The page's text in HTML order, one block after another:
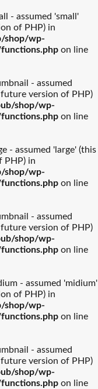
- assumed 'small'
of PHP) in
shop/wp-
on line
- assumed
version of PHP)
shop/wp-
on line
- assumed 'large' (this
PHP) in
shop/wp-
on line
- assumed
version of PHP)
shop/wp-
on line
- assumed 'midium'
of PHP) in
shop/wp-
on line
- assumed
version of PHP)
shop/wp-
on line